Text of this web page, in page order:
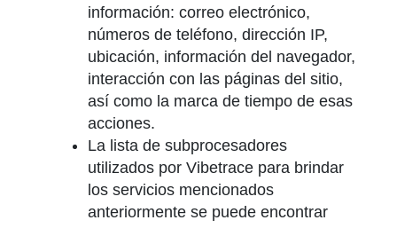
información: correo electrónico,
números de teléfono, dirección IP,
ubicación, información del navegador,
interacción con las páginas del sitio,
así como la marca de tiempo de esas
acciones.
La lista de subprocesadores
utilizados por Vibetrace para brindar
los servicios mencionados
anteriormente se puede encontrar